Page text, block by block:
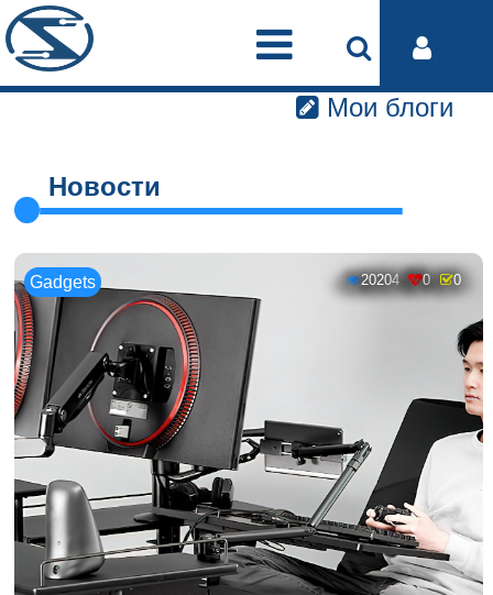
Мои блоги
Новости
Gadgets 20204 0 0